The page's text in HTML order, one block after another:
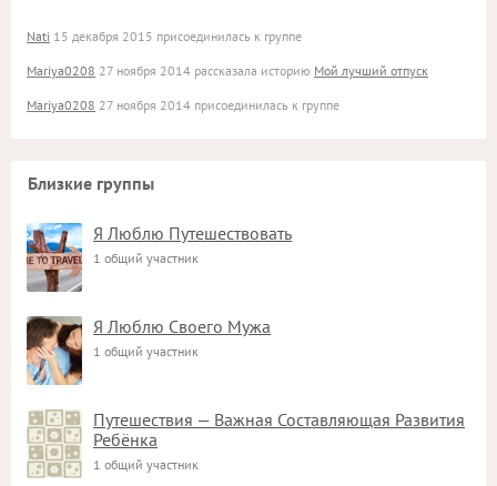
Nati 15 декабря 2015 присоединилась к группе
Mariya0208 27 ноября 2014 рассказала историю Мой лучший отпуск
Mariya0208 27 ноября 2014 присоединилась к группе
Близкие группы
Я Люблю Путешествовать
1 общий участник
Я Люблю Своего Мужа
1 общий участник
Путешествия — Важная Составляющая Развития
Ребёнка
1 общий участник